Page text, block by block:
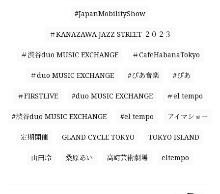
#JapanMobilityShow
＃KANAZAWA JAZZ STREET ２０２３
＃渋谷duo MUSIC EXCHANGE ＃CafeHabanaTokyo
＃duo MUSIC EXCHANGE #ぴあ音楽 #ぴあ
＃FIRSTLIVE #duo MUSIC EXCHANGE ＃el tempo
#渋谷duo MUSIC EXCHANGE #el tempo アイマショー
定期開催 GLAND CYCLE TOKYO TOKYO ISLAND
山田玲 桑原あい 高崎芸術劇場 eltempo